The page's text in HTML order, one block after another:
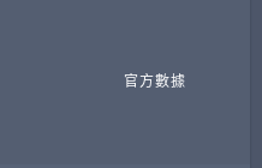
官方數據